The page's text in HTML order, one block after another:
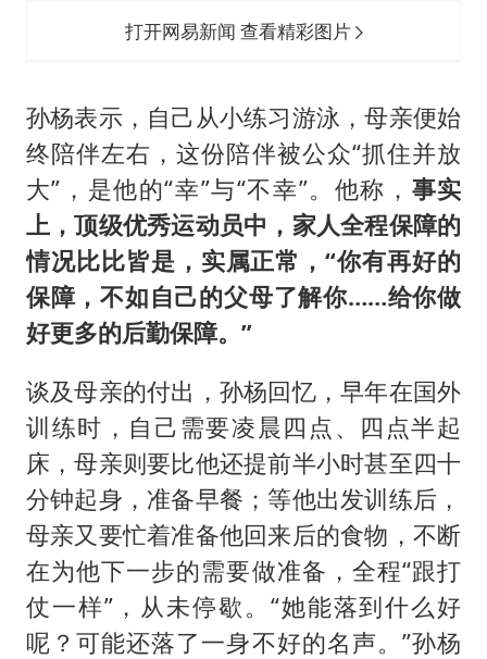
打开网易新闻 查看精彩图片
孙杨表示，自己从小练习游泳，母亲便始
终陪伴左右，这份陪伴被公众“抓住并放
大”，是他的“幸”与“不幸”。他称， 事实
上，顶级优秀运动员中，家人全程保障的
情况比比皆是，实属正常，“你有再好的
保障，不如自己的父母了解你……给你做
好更多的后勤保障。”
谈及母亲的付出，孙杨回忆，早年在国外
训练时，自己需要凌晨四点、四点半起
床，母亲则要比他还提前半小时甚至四十
分钟起身，准备早餐；等他出发训练后，
母亲又要忙着准备他回来后的食物，不断
在为他下一步的需要做准备，全程“跟打
仗一样”，从未停歇。“她能落到什么好
呢？可能还落了一身不好的名声。”孙杨